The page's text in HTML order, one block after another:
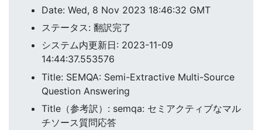
Date: Wed, 8 Nov 2023 18:46:32 GMT
ステータス: 翻訳完了
システム内更新日: 2023-11-09
14:44:37.553576
Title: SEMQA: Semi-Extractive Multi-Source
Question Answering
Title（参考訳）: semqa: セミアクティブなマル
チソース質問応答